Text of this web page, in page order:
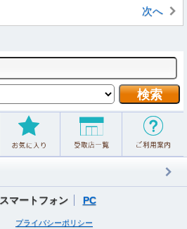
次へ
スマートフォン PC
プライバシーポリシー